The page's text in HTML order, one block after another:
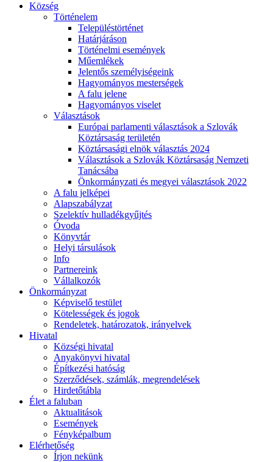
Község
Történelem
Településtörténet
Határjáráson
Történelmi események
Műemlékek
Jelentős személyiségeink
Hagyományos mesterségek
A falu jelene
Hagyományos viselet
Választások
Európai parlamenti választások a Szlovák
Köztársaság területén
Köztársasági elnök választás 2024
Választások a Szlovák Köztársaság Nemzeti
Tanácsába
Önkormányzati és megyei választások 2022
A falu jelképei
Alapszabályzat
Szelektív hulladékgyűjtés
Óvoda
Könyvtár
Helyi társulások
Info
Partnereink
Vállalkozók
Önkormányzat
Képviselő testület
Kötelességek és jogok
Rendeletek, határozatok, irányelvek
Hivatal
Községi hivatal
Anyakönyvi hivatal
Építkezési hatóság
Szerződések, számlák, megrendelések
Hirdetőtábla
Élet a faluban
Aktualitások
Események
Fényképalbum
Elérhetőség
Írjon nekünk